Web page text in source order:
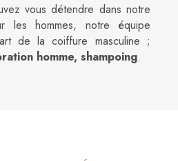
vous détendre dans notre
les hommes, notre équipe
de la coiffure masculine ;
homme, shampoing.